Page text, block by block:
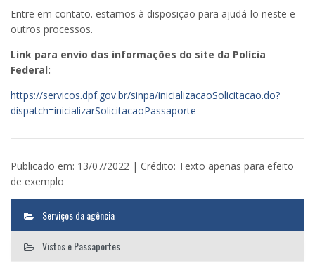
Entre em contato. estamos à disposição para ajudá-lo neste e
outros processos.
Link para envio das informações do site da Polícia
Federal:
https://servicos.dpf.gov.br/sinpa/inicializacaoSolicitacao.do?
dispatch=inicializarSolicitacaoPassaporte
Publicado em: 13/07/2022 | Crédito: Texto apenas para efeito
de exemplo
Serviços da agência
Vistos e Passaportes